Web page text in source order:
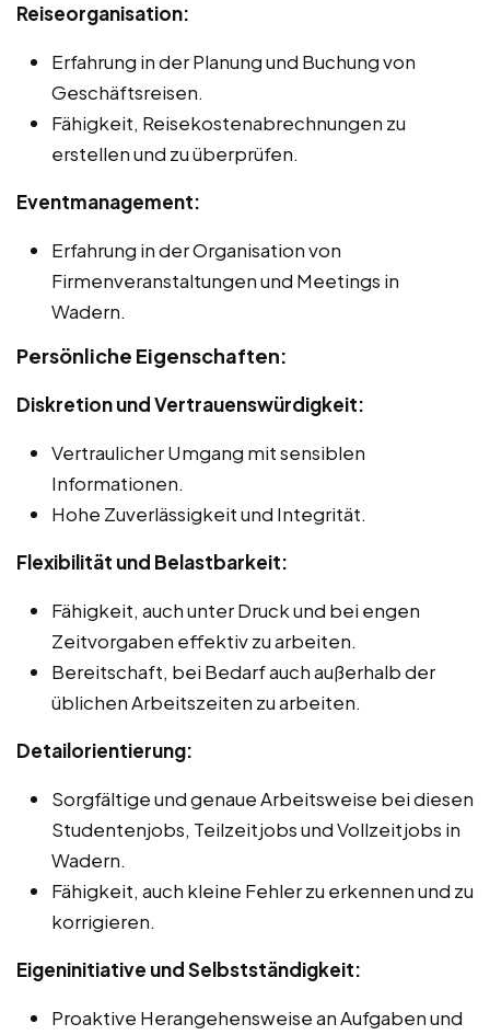
Reiseorganisation:
Erfahrung in der Planung und Buchung von
Geschäftsreisen.
Fähigkeit, Reisekostenabrechnungen zu
erstellen und zu überprüfen.
Eventmanagement:
Erfahrung in der Organisation von
Firmenveranstaltungen und Meetings in
Wadern.
Persönliche Eigenschaften:
Diskretion und Vertrauenswürdigkeit:
Vertraulicher Umgang mit sensiblen
Informationen.
Hohe Zuverlässigkeit und Integrität.
Flexibilität und Belastbarkeit:
Fähigkeit, auch unter Druck und bei engen
Zeitvorgaben effektiv zu arbeiten.
Bereitschaft, bei Bedarf auch außerhalb der
üblichen Arbeitszeiten zu arbeiten.
Detailorientierung:
Sorgfältige und genaue Arbeitsweise bei diesen
Studentenjobs, Teilzeitjobs und Vollzeitjobs in
Wadern.
Fähigkeit, auch kleine Fehler zu erkennen und zu
korrigieren.
Eigeninitiative und Selbstständigkeit:
Proaktive Herangehensweise an Aufgaben und